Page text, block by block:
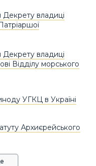
владиці
владиці
Відділу морського
УГКЦ в Україні
Архиєрейського